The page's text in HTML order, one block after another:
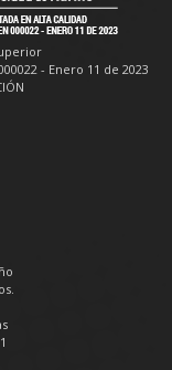
- Enero 11 de 2023